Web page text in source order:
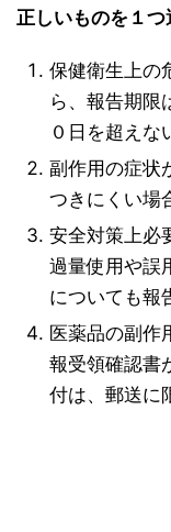
正しいものを１つ
保健衛生上の
ら、報告期限
０日を超えな
副作用の症状
つきにくい場
安全対策上必
過量使用や誤
についても報
医薬品の副作
報受領確認書
付は、郵送に